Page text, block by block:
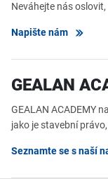
Neváhejte nás
Napište nám
GEALAN
GEALAN ACADEMY
jako je stavební
Seznamte se s naší